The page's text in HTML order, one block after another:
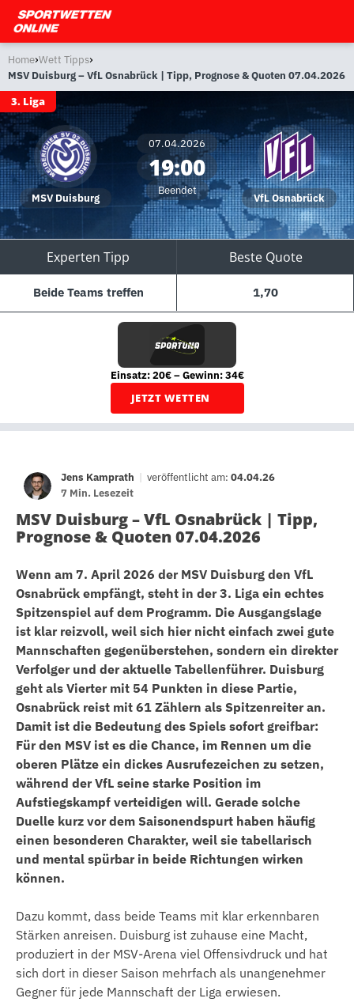
Home›Wett Tipps›
MSV Duisburg – VfL Osnabrück | Tipp, Prognose & Quoten 07.04.2026
3. Liga
MSV Duisburg
07.04.2026
19:00
Beendet
VfL Osnabrück
Experten Tipp Beste Quote
Beide Teams treffen 1,70
Einsatz: 20€ – Gewinn: 34€
JETZT WETTEN
Jens Kamprath | veröffentlicht am: 04.04.26
7 Min. Lesezeit
MSV Duisburg – VfL Osnabrück | Tipp,
Prognose & Quoten 07.04.2026
Wenn am 7. April 2026 der MSV Duisburg den VfL
Osnabrück empfängt, steht in der 3. Liga ein echtes
Spitzenspiel auf dem Programm. Die Ausgangslage
ist klar reizvoll, weil sich hier nicht einfach zwei gute
Mannschaften gegenüberstehen, sondern ein direkter
Verfolger und der aktuelle Tabellenführer. Duisburg
geht als Vierter mit 54 Punkten in diese Partie,
Osnabrück reist mit 61 Zählern als Spitzenreiter an.
Damit ist die Bedeutung des Spiels sofort greifbar:
Für den MSV ist es die Chance, im Rennen um die
oberen Plätze ein dickes Ausrufezeichen zu setzen,
während der VfL seine starke Position im
Aufstiegskampf verteidigen will. Gerade solche
Duelle kurz vor dem Saisonendspurt haben häufig
einen besonderen Charakter, weil sie tabellarisch
und mental spürbar in beide Richtungen wirken
können.
Dazu kommt, dass beide Teams mit klar erkennbaren
Stärken anreisen. Duisburg ist zuhause eine Macht,
produziert in der MSV-Arena viel Offensivdruck und hat
sich dort in dieser Saison mehrfach als unangenehmer
Gegner für jede Mannschaft der Liga erwiesen.